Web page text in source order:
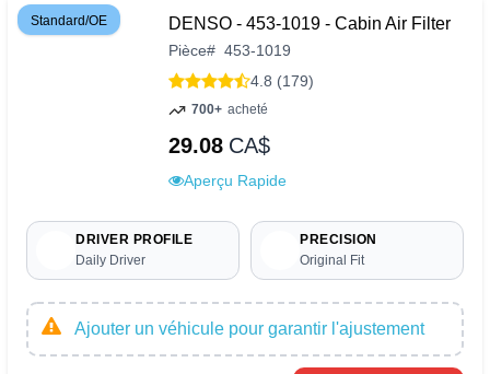
Standard/OE DENSO - 453-1019 - Cabin Air Filter
Pièce# 453-1019
4.8 (179)
700+ acheté
29.08 CA$
Aperçu Rapide
DRIVER PROFILE
Daily Driver
PRECISION
Original Fit
Ajouter un véhicule pour garantir l'ajustement